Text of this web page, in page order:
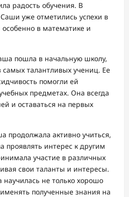
радость обучения. В
уже отметились успехи в
в математике и
пошла в начальную школу,
самых талантливых учениц. Ее
помогли ей
предметах. Она всегда
и оставаться на первых
продолжала активно учиться,
проявлять интерес к другим
участие в различных
свои таланты и интересы.
научилась не только хорошо
полученные знания на